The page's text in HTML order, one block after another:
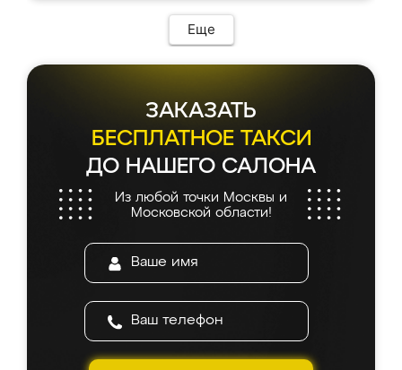
Еще
ЗАКАЗАТЬ
БЕСПЛАТНОЕ ТАКСИ
ДО НАШЕГО САЛОНА
Из любой точки Москвы и
Московской области!